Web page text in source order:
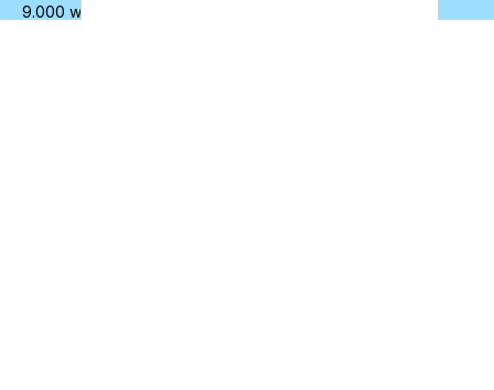
9.000 woningen in Veenendaal